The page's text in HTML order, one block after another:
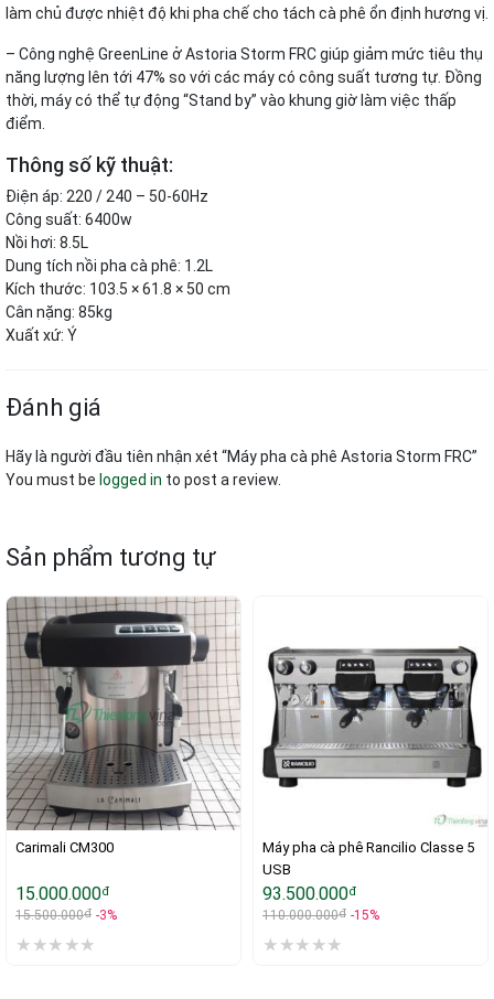
làm chủ được nhiệt độ khi pha chế cho tách cà phê ổn định hương vị.
– Công nghệ GreenLine ở Astoria Storm FRC giúp giảm mức tiêu thụ
năng lượng lên tới 47% so với các máy có công suất tương tự. Đồng
thời, máy có thể tự động “Stand by” vào khung giờ làm việc thấp
điểm.
Thông số kỹ thuật:
Điện áp: 220 / 240 – 50-60Hz
Công suất: 6400w
Nồi hơi: 8.5L
Dung tích nồi pha cà phê: 1.2L
Kích thước: 103.5 × 61.8 × 50 cm
Cân nặng: 85kg
Xuất xứ: Ý
Đánh giá
Hãy là người đầu tiên nhận xét “Máy pha cà phê Astoria Storm FRC”
You must be logged in to post a review.
Sản phẩm tương tự
Carimali CM300
15.000.000đ
15.500.000đ -3%
Máy pha cà phê Rancilio Classe 5
USB
93.500.000đ
110.000.000đ -15%